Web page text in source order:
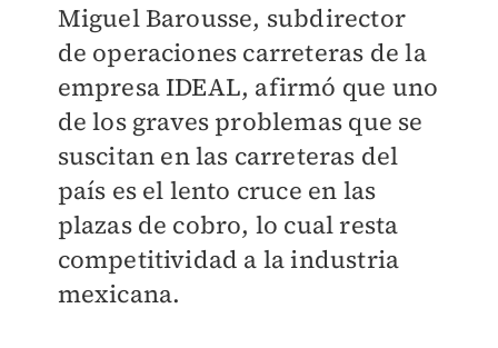
Miguel Barousse, subdirector
de operaciones carreteras de la
empresa IDEAL, afirmó que uno
de los graves problemas que se
suscitan en las carreteras del
país es el lento cruce en las
plazas de cobro, lo cual resta
competitividad a la industria
mexicana.